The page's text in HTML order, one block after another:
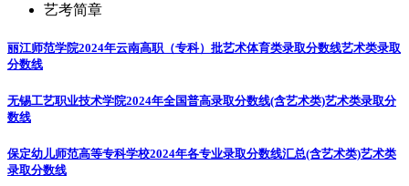
艺考简章
丽江师范学院2024年云南高职（专科）批艺术体育类录取分数线艺术类录取
分数线
无锡工艺职业技术学院2024年全国普高录取分数线(含艺术类)艺术类录取分
数线
保定幼儿师范高等专科学校2024年各专业录取分数线汇总(含艺术类)艺术类
录取分数线